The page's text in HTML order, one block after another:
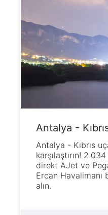
Antalya -
Antalya - Kıbrıs
karşılaştırın!
direkt AJet ve
Ercan Havalimanı
alın.